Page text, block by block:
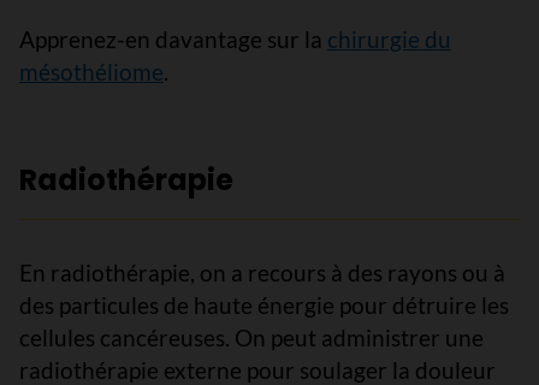
Apprenez-en davantage sur la chirurgie du
mésothéliome.
Radiothérapie
En radiothérapie, on a recours à des rayons ou à
des particules de haute énergie pour détruire les
cellules cancéreuses. On peut administrer une
radiothérapie externe pour soulager la douleur